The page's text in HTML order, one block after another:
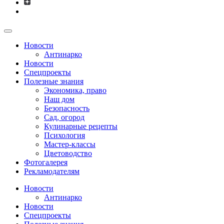
Новости
Антинарко
Новости
Спецпроекты
Полезные знания
Экономика, право
Наш дом
Безопасность
Сад, огород
Кулинарные рецепты
Психология
Мастер-классы
Цветоводство
Фотогалерея
Рекламодателям
Новости
Антинарко
Новости
Спецпроекты